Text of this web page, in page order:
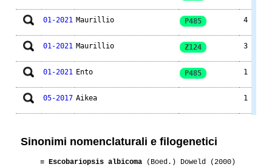
01-2021 Maurillio P485 4
01-2021 Maurillio Z124 3
01-2021 Ento P485 1
05-2017 Aikea 1
Sinonimi nomenclaturali e filogenetici
≡ Escobariopsis albicoma (Boed.) Doweld (2000)